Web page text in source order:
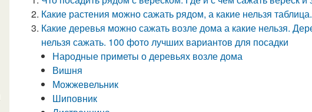
Какие растения можно сажать рядом, а какие нельзя
Какие деревья можно сажать возле дома а какие нельзя.
нельзя сажать. 100 фото лучших вариантов для посадки
Народные приметы о деревьях возле дома
Вишня
Можжевельник
Шиповник